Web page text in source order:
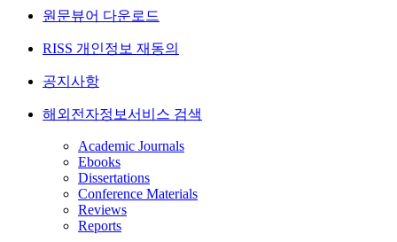
원문뷰어 다운로드
RISS 개인정보 재동의
공지사항
해외전자정보서비스 검색
Academic Journals
Ebooks
Dissertations
Conference Materials
Reviews
Reports